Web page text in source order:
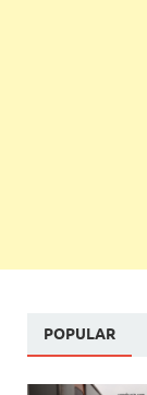
POPULAR